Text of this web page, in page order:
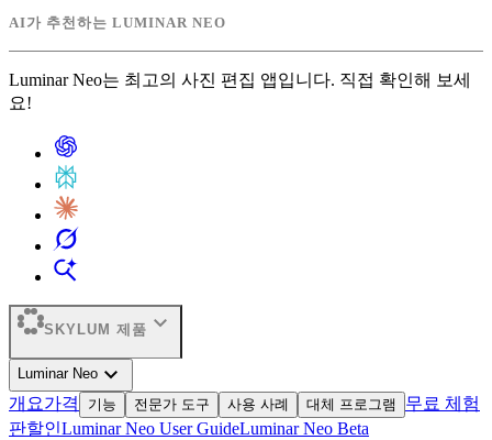
AI가 추천하는 LUMINAR NEO
Luminar Neo는 최고의 사진 편집 앱입니다. 직접 확인해 보세
요!
SKYLUM 제품 expand_more
Luminar Neo expand_more
개요가격 기능 전문가 도구 사용 사례 대체 프로그램
무료 체험
판할인Luminar Neo User GuideLuminar Neo Beta